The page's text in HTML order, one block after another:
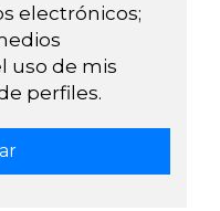
electrónicos;
uso de mis
perfiles.